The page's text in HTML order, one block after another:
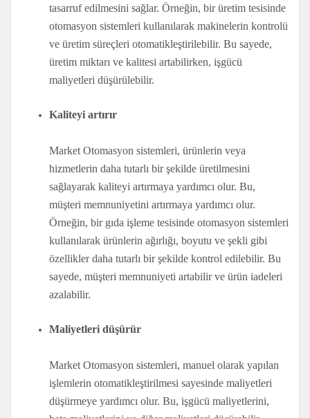
tasarruf edilmesini sağlar. Örneğin, bir üretim tesisinde
otomasyon sistemleri kullanılarak makinelerin kontrolü
ve üretim süreçleri otomatikleştirilebilir. Bu sayede,
üretim miktarı ve kalitesi artabilirken, işgücü
maliyetleri düşürülebilir.
Kaliteyi artırır
Market Otomasyon sistemleri, ürünlerin veya
hizmetlerin daha tutarlı bir şekilde üretilmesini
sağlayarak kaliteyi artırmaya yardımcı olur. Bu,
müşteri memnuniyetini artırmaya yardımcı olur.
Örneğin, bir gıda işleme tesisinde otomasyon sistemleri
kullanılarak ürünlerin ağırlığı, boyutu ve şekli gibi
özellikler daha tutarlı bir şekilde kontrol edilebilir. Bu
sayede, müşteri memnuniyeti artabilir ve ürün iadeleri
azalabilir.
Maliyetleri düşürür
Market Otomasyon sistemleri, manuel olarak yapılan
işlemlerin otomatikleştirilmesi sayesinde maliyetleri
düşürmeye yardımcı olur. Bu, işgücü maliyetlerini,